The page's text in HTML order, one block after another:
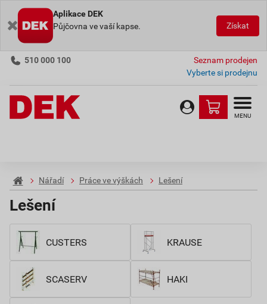
Aplikace DEK
Půjčovna ve vaší kapse.
Získat
510 000 100
Seznam prodejen
Vyberte si prodejnu
MENU
Nářadí Práce ve výškách Lešení
Lešení
CUSTERS KRAUSE
SCASERV HAKI